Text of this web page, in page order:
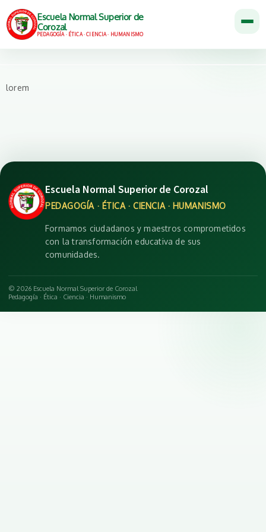
lorem
Escuela Normal Superior de Corozal
PEDAGOGÍA · ÉTICA · CIENCIA · HUMANISMO
Formamos ciudadanos y maestros comprometidos
con la transformación educativa de sus
comunidades.
© 2026 Escuela Normal Superior de Corozal
Pedagogía · Ética · Ciencia · Humanismo
Escuela Normal Superior de
Corozal
PEDAGOGÍA · ÉTICA · CIENCIA · HUMANISMO